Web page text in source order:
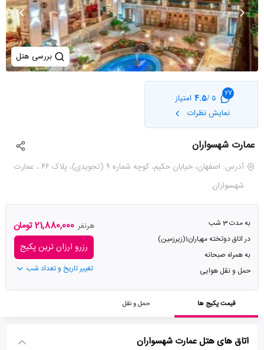
بررسی هتل
27
5 /
4.5 امتیاز
نمایش نظرات
عمارت شهسواران
آدرس: اصفهان، خیابان حکیم، کوچه شماره ۹ (تجویدی)، پلاک ۴۶ ، عمارت
شهسواران
به مدت 3 شب
در اتاق دوتخته مهیاران1(زیرزمین)
به همراه صبحانه
حمل و نقل هوایی
هرنفر 21,880,000 تومان
رزرو ارزان ترین پکیج
تغییر تاریخ و تعداد شب
قیمت پکیج ها حمل و نقل
اتاق های هتل عمارت شهسواران